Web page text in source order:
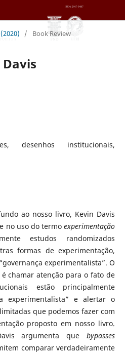
/ Book Review
Davis
desenhos institucionais,
ao nosso livro, Kevin Davis
no uso do termoexperimentação
estudos randomizados
formas de experimentação,
experimentalista”. O
chamar atenção para o fato de
estão principalmente
experimentalista” e alertar o
que podemos fazer com
proposto em nosso livro.
argumenta quebypasses
comparar verdadeiramente